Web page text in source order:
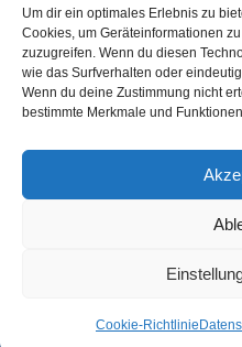
Um dir ein optimales Erlebnis zu
Cookies, um Geräteinformationen
zuzugreifen. Wenn du diesen
wie das Surfverhalten oder
Wenn du deine Zustimmung nicht
bestimmte Merkmale und
Cookie-Richtlinie
die Uhr bestellen:
Halteverbot
Copyright © 2025